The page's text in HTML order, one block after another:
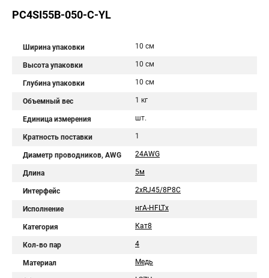
PC4SI55B-050-C-YL
Ширина упаковки 10 см
Высота упаковки 10 см
Глубина упаковки 10 см
Объемный вес 1 кг
Единица измерения шт.
Кратность поставки 1
Диаметр проводников, AWG 24AWG
Длина 5м
Интерфейс 2хRJ45/8P8C
Исполнение нгА-HFLTx
Категория Кат8
Кол-во пар 4
Материал Медь